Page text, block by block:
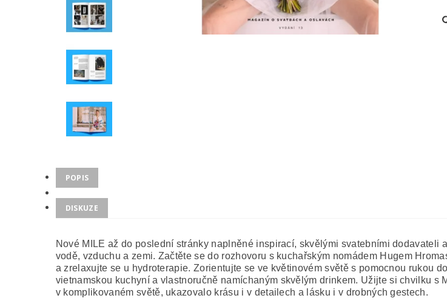
POPIS
DISKUZE
Nové MILE až do poslední stránky naplněné inspirací, skvělými svatebními
vodě, vzduchu a zemi. Začtěte se do rozhovoru s kuchařským nomádem Hugem
a zrelaxujte se u hydroterapie. Zorientujte se ve květinovém světě s pomocnou rukou
vietnamskou kuchyní a vlastnoručně namíchaným skvělým drinkem. Užijte si chvilku s
v komplikovaném světě, ukazovalo krásu i v detailech a lásku i v drobných gestech.